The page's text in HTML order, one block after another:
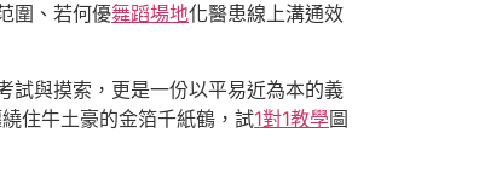
圍、若何優舞蹈場地化醫患線上溝通效
試與摸索，更是一份以平易近為本的義
住牛土豪的金箔千紙鶴，試1對1教學圖